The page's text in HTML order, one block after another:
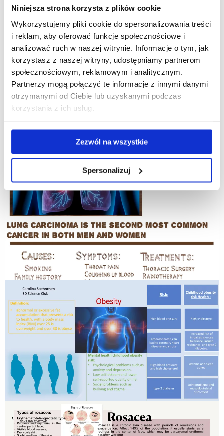
Niniejsza strona korzysta z plików cookie
Wykorzystujemy pliki cookie do spersonalizowania treści
i reklam, aby oferować funkcje społecznościowe i
analizować ruch w naszej witrynie. Informacje o tym, jak
korzystasz z naszej witryny, udostępniamy partnerom
społecznościowym, reklamowym i analitycznym.
Partnerzy mogą połączyć te informacje z innymi danymi
otrzymanymi od Ciebie lub uzyskanymi podczas
korzystania z ich usług.
Zezwól na wszystkie
Spersonalizuj